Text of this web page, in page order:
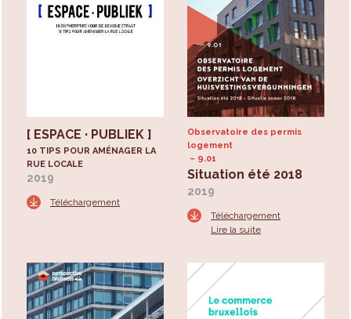
[ ESPACE · PUBLIEK ]
10 TIPS POUR AMÉNAGER LA
RUE LOCALE
2019
Téléchargement
Observatoire des permis
logement
9.01
Situation été 2018
2019
Téléchargement
Lire la suite